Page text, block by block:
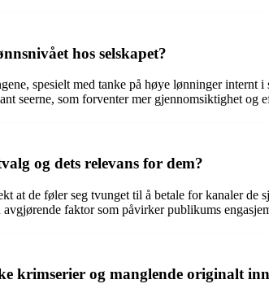
hos selskapet?
spesielt med tanke på høye lønninger internt
seerne, som forventer mer gjennomsiktighet
og dets relevans for dem?
at de føler seg tvunget til å betale for kanaler
faktor som påvirker publikums
krimserier og manglende originalt